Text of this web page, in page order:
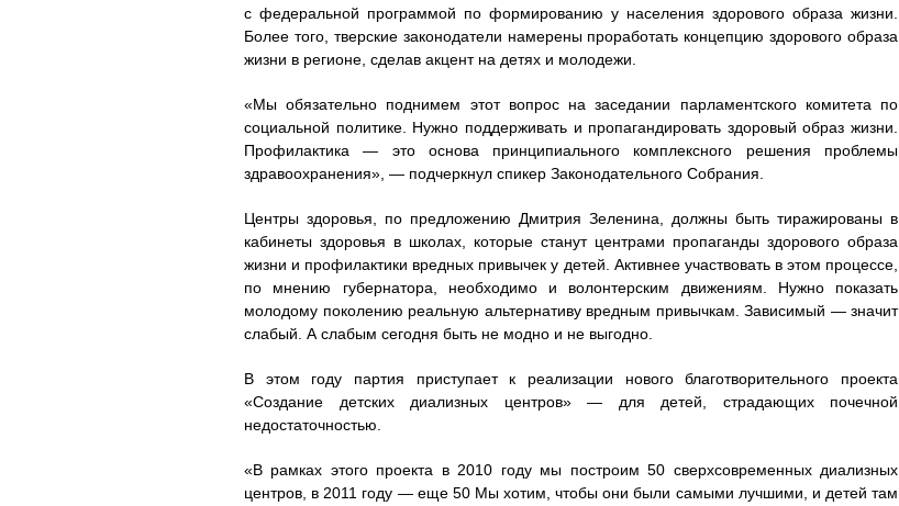
с федеральной программой по формированию у населения здорового образа жизни.
Более того, тверские законодатели намерены проработать концепцию здорового образа
жизни в регионе, сделав акцент на детях и молодежи.
«Мы обязательно поднимем этот вопрос на заседании парламентского комитета по
социальной политике. Нужно поддерживать и пропагандировать здоровый образ жизни.
Профилактика — это основа принципиального комплексного решения проблемы
здравоохранения», — подчеркнул спикер Законодательного Собрания.
Центры здоровья, по предложению Дмитрия Зеленина, должны быть тиражированы в
кабинеты здоровья в школах, которые станут центрами пропаганды здорового образа
жизни и профилактики вредных привычек у детей. Активнее участвовать в этом процессе,
по мнению губернатора, необходимо и волонтерским движениям. Нужно показать
молодому поколению реальную альтернативу вредным привычкам. Зависимый — значит
слабый. А слабым сегодня быть не модно и не выгодно.
В этом году партия приступает к реализации нового благотворительного проекта
«Создание детских диализных центров» — для детей, страдающих почечной
недостаточностью.
«В рамках этого проекта в 2010 году мы построим 50 сверхсовременных диализных
центров, в 2011 году — еще 50 Мы хотим, чтобы они были самыми лучшими, и детей там